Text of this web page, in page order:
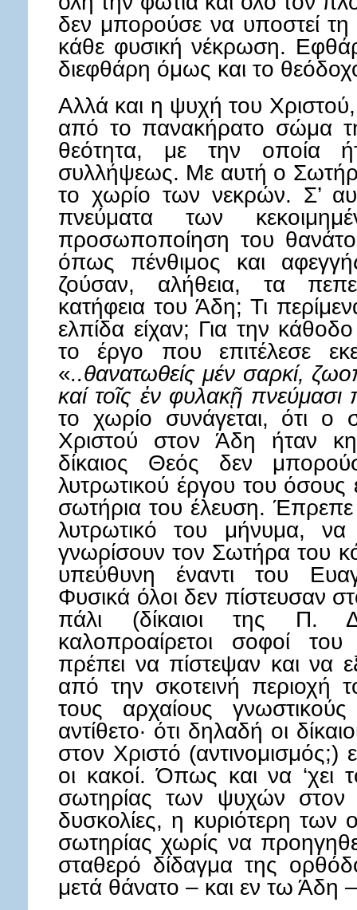
δεν μπορούσε να υποστεί
κάθε φυσική νέκρωση.
διεφθάρη όμως και το
Αλλά και η ψυχή του
από το πανακήρατο σώμα
θεότητα, με την οποία
συλλήψεως. Με αυτή ο
το χωρίο των νεκρών. Σ’
πνεύματα των
προσωποποίηση του
όπως πένθιμος και
ζούσαν, αλήθεια, τα
κατήφεια του Άδη; Τι
ελπίδα είχαν; Για την
το έργο που επιτέλεσε
«..θανατωθείς μέν σαρκί,
καί τοῖς ἐν φυλακῇ πνεύμασι
το χωρίο συνάγεται, ότι
Χριστού στον Άδη ήταν
δίκαιος Θεός δεν
λυτρωτικού έργου του όσους
σωτήρια του έλευση.
λυτρωτικό του μήνυμα, να
γνωρίσουν τον Σωτήρα του
υπεύθυνη έναντι του
Φυσικά όλοι δεν πίστευσαν
πάλι (δίκαιοι της Π.
καλοπροαίρετοι σοφοί
πρέπει να πίστεψαν και να
από την σκοτεινή περιοχή
τους αρχαίους
αντίθετο· ότι δηλαδή οι
στον Χριστό (αντινομισμός;)
οι κακοί. Όπως και να ‘χει
σωτηρίας των ψυχών στον
δυσκολίες, η κυριότερη των
σωτηρίας χωρίς να
σταθερό δίδαγμα της
μετά θάνατο – και εν τω Άδη